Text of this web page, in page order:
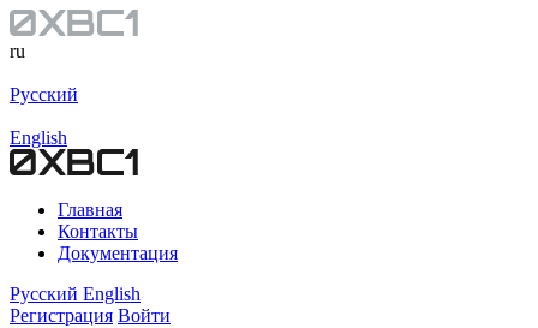
ru
Русский
English
Главная
Контакты
Документация
Русский English
Регистрация Войти